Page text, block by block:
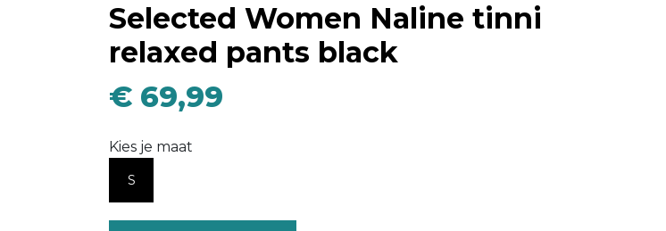
Selected Women Naline tinni
relaxed pants black
€ 69,99
Kies je maat
S